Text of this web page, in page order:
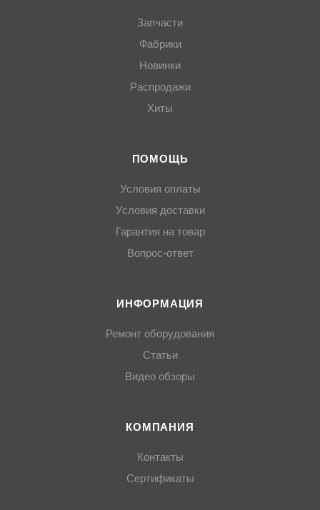
Запчасти
Фабрики
Новинки
Распродажи
Хиты
ПОМОЩЬ
Условия оплаты
Условия доставки
Гарантия на товар
Вопрос-ответ
ИНФОРМАЦИЯ
Ремонт оборудования
Статьи
Видео обзоры
КОМПАНИЯ
Контакты
Сертификаты